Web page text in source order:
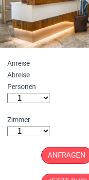
Anreise
Abreise
Personen
Zimmer
ANFRAGEN